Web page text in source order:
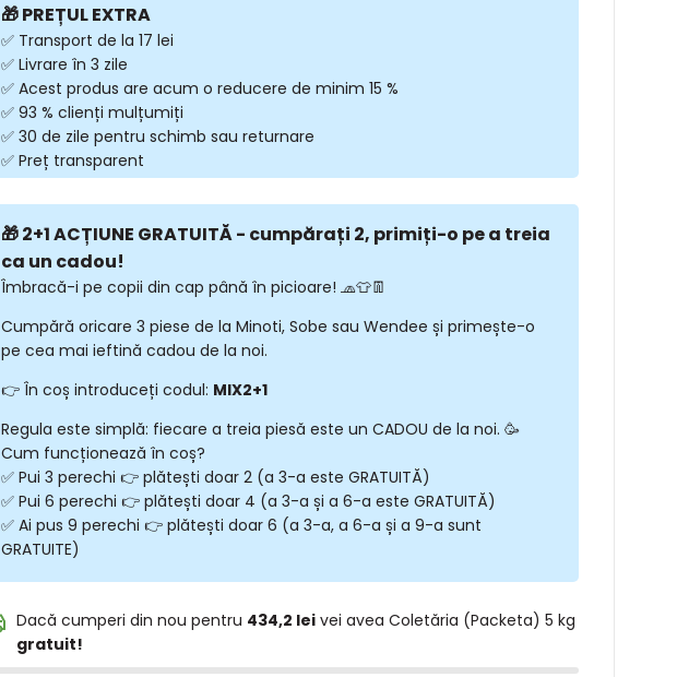
🎁 PREȚUL EXTRA
✅ Transport de la 17 lei
✅ Livrare în 3 zile
✅ Acest produs are acum o reducere de minim 15 %
✅ 93 % clienți mulțumiți
✅ 30 de zile pentru schimb sau returnare
✅ Preț transparent
🎁 2+1 ACȚIUNE GRATUITĂ - cumpărați 2, primiți-o pe a treia
ca un cadou!
Îmbracă-i pe copii din cap până în picioare! 🧢👕👖
Cumpără oricare 3 piese de la Minoti, Sobe sau Wendee și primește-o
pe cea mai ieftină cadou de la noi.
👉 În coș introduceți codul: MIX2+1
Regula este simplă: fiecare a treia piesă este un CADOU de la noi. 🥳
Cum funcționează în coș?
✅ Pui 3 perechi 👉 plătești doar 2 (a 3-a este GRATUITĂ)
✅ Pui 6 perechi 👉 plătești doar 4 (a 3-a și a 6-a este GRATUITĂ)
✅ Ai pus 9 perechi 👉 plătești doar 6 (a 3-a, a 6-a și a 9-a sunt
GRATUITE)
Dacă cumperi din nou pentru 434,2 leivei avea Coletăria (Packeta) 5 kg
gratuit!